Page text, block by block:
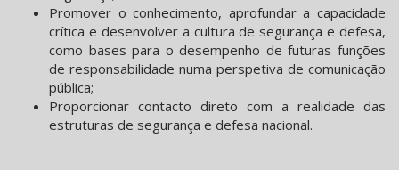
Promover o conhecimento, aprofundar a capacidade
crítica e desenvolver a cultura de segurança e defesa,
como bases para o desempenho de futuras funções
de responsabilidade numa perspetiva de comunicação
pública;
Proporcionar contacto direto com a realidade das
estruturas de segurança e defesa nacional.